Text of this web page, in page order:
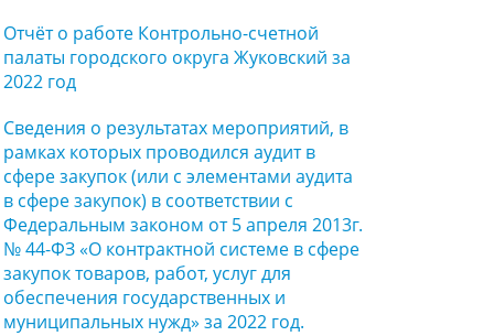
Отчёт о работе Контрольно-счетной
палаты городского округа Жуковский за
2022 год
Сведения о результатах мероприятий, в
рамках которых проводился аудит в
сфере закупок (или с элементами аудита
в сфере закупок) в соответствии с
Федеральным законом от 5 апреля 2013г.
№ 44-ФЗ «О контрактной системе в сфере
закупок товаров, работ, услуг для
обеспечения государственных и
муниципальных нужд» за 2022 год.